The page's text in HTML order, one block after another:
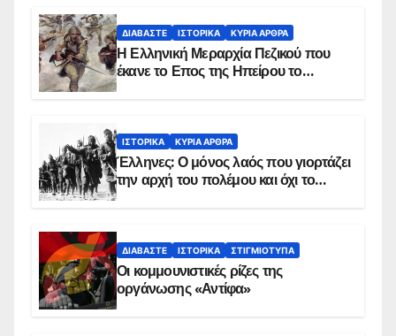
ΔΙΑΒΆΣΤΕ ΙΣΤΟΡΙΚΆ ΚΥΡΙΑ ΑΡΘΡΑ
Η Ελληνική Μεραρχία Πεζικού που
έκανε το Επος της Ηπείρου το
ΙΣΤΟΡΙΚΆ ΚΥΡΙΑ ΑΡΘΡΑ
Έλληνες: Ο μόνος λαός που γιορτάζει
την αρχή του πολέμου και όχι το
ΔΙΑΒΆΣΤΕ ΙΣΤΟΡΙΚΆ ΣΤΙΓΜΙΌΤΥΠΑ
Οι κομμουνιστικές ρίζες της
οργάνωσης «Αντίφα»